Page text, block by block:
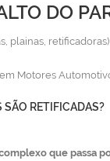
DO
plainas,
Motores
RETIFICADAS?
que passa